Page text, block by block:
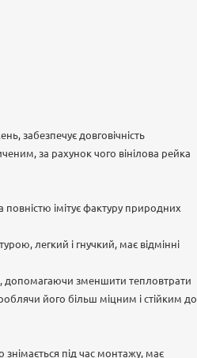
забезпечує довговічність
за рахунок чого вінілова рейка
повністю імітує фактуру природних
легкий і гнучкий, має відмінні
допомагаючи зменшити тепловтрати
його більш міцним і стійким до
під час монтажу, має